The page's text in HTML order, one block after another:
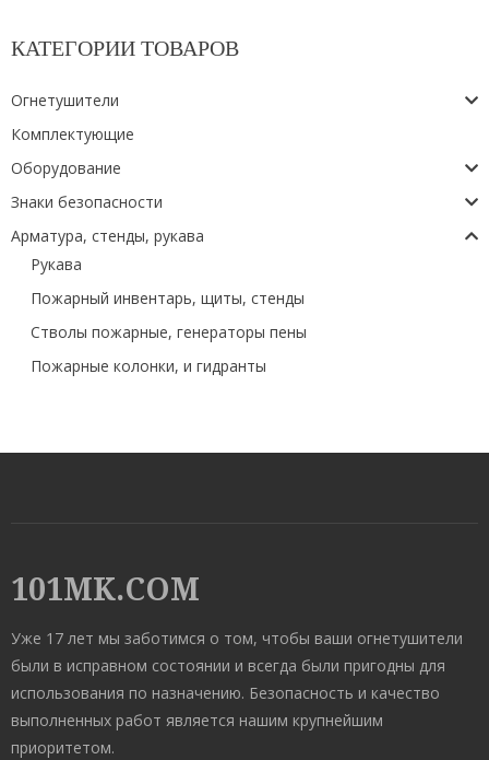
КАТЕГОРИИ ТОВАРОВ
Огнетушители
Комплектующие
Оборудование
Знаки безопасности
Арматура, стенды, рукава
Рукава
Пожарный инвентарь, щиты, стенды
Стволы пожарные, генераторы пены
Пожарные колонки, и гидранты
101MK.COM
Уже 17 лет мы заботимся о том, чтобы ваши огнетушители
были в исправном состоянии и всегда были пригодны для
использования по назначению. Безопасность и качество
выполненных работ является нашим крупнейшим
приоритетом.